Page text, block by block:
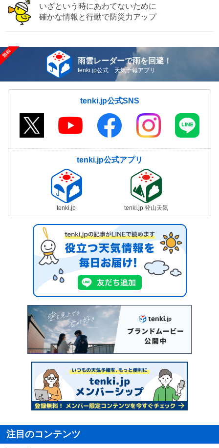
いざという時にあわてないために
確かな情報と行動で防災力アップ
雨雲レーダーで雨を回避！
tenki.jp公式 天気予報アプリ
tenki.jp公式SNS
tenki.jp公式アプリ
tenki.jp tenki.jp 登山天気
注目のコンテンツ